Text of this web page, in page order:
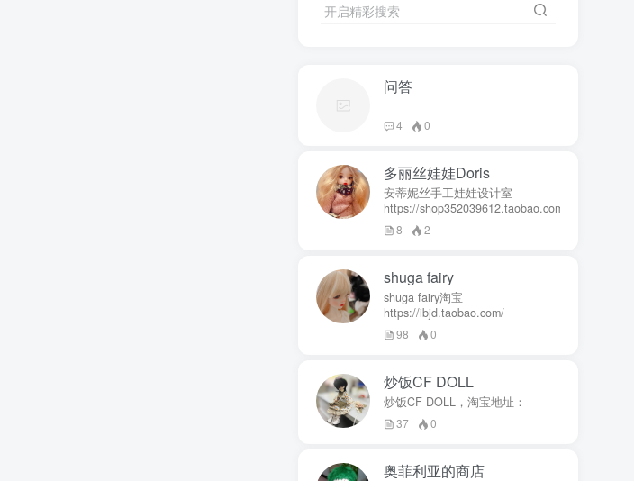
开启精彩搜索
问答
4 0
多丽丝娃娃Doris
安蒂妮丝手工娃娃设计室
https://shop352039612.taobao.com
8 2
shuga fairy
shuga fairy淘宝
https://ibjd.taobao.com/
98 0
炒饭CF DOLL
炒饭CF DOLL，淘宝地址：
37 0
奥菲利亚的商店